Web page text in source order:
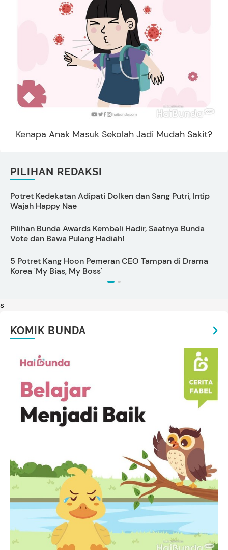
Kenapa Anak Masuk Sekolah Jadi Mudah Sakit?
PILIHAN REDAKSI
Potret Kedekatan Adipati Dolken dan Sang Putri, Intip
Wajah Happy Nae
Pilihan Bunda Awards Kembali Hadir, Saatnya Bunda
Vote dan Bawa Pulang Hadiah!
5 Potret Kang Hoon Pemeran CEO Tampan di Drama
Korea 'My Bias, My Boss'
s
KOMIK BUNDA